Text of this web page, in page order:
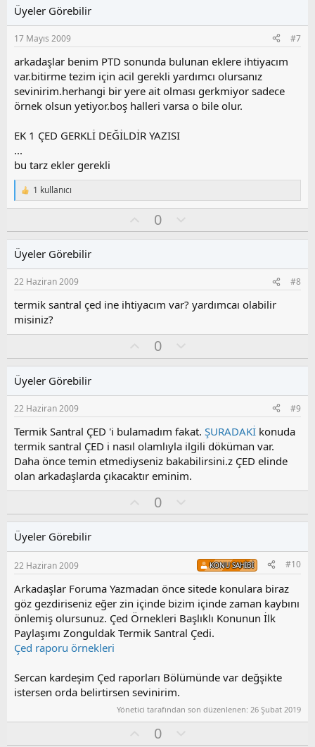
s
u
z
o
y
l
a
Üyeler Görebilir
17 Mayıs 2009 #7
arkadaşlar benim PTD sonunda bulunan eklere ihtiyacım
var.bitirme tezim için acil gerekli yardımcı olursanız
sevinirim.herhangi bir yere ait olması gerkmiyor sadece
örnek olsun yetiyor.boş halleri varsa o bile olur.
EK 1 ÇED GERKLİ DEĞİLDİR YAZISI
...
bu tarz ekler gerekli
T
e
i
l
e
r
:
1 kullanıcı
y
0
l
s
u
z
o
y
a
Üyeler Görebilir
22 Haziran 2009 #8
termik santral çed ine ihtiyacım var? yardımcaı olabilir
misiniz?
y
0
l
s
u
z
o
y
a
Üyeler Görebilir
22 Haziran 2009 #9
Termik Santral ÇED 'i bulamadım fakat. ŞURADAKİ konuda
termik santral ÇED i nasıl olamlıyla ilgili döküman var.
Daha önce temin etmediyseniz bakabilirsini.z ÇED elinde
olan arkadaşlarda çıkacaktır eminim.
y
0
l
s
u
z
o
y
l
a
Üyeler Görebilir
22 Haziran 2009 KONU SAHIBI #10
Arkadaşlar Foruma Yazmadan önce sitede konulara biraz
göz gezdiriseniz eğer zin içinde bizim içinde zaman kaybını
önlemiş olursunuz. Çed Örnekleri Başlıklı Konunun İlk
Paylaşımı Zonguldak Termik Santral Çedi.
Çed raporu örnekleri
Sercan kardeşim Çed raporları Bölümünde var değşikte
istersen orda belirtirsen sevinirim.
Yönetici tarafından son düzenlenen: 26 Şubat 2019
0